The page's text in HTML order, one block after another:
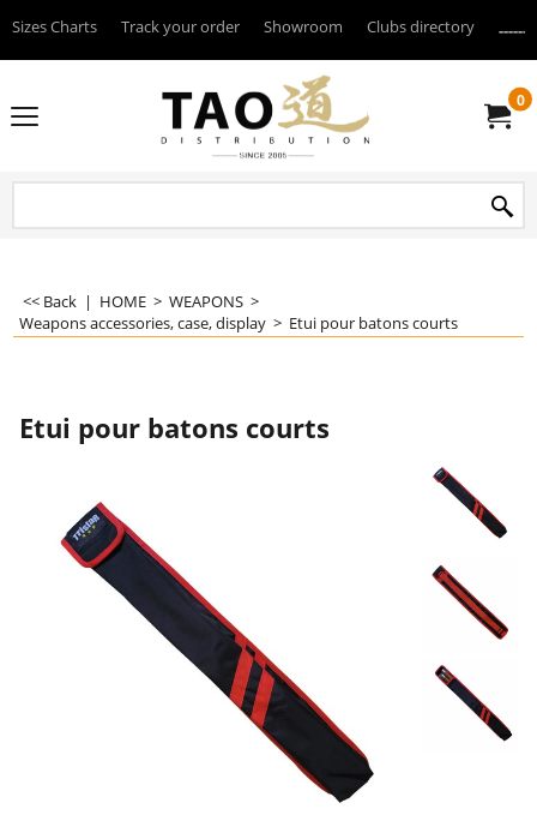
Sizes Charts Track your order Showroom Clubs directory
0
<< Back | HOME > WEAPONS >
Weapons accessories, case, display > Etui pour batons courts
Etui pour batons courts